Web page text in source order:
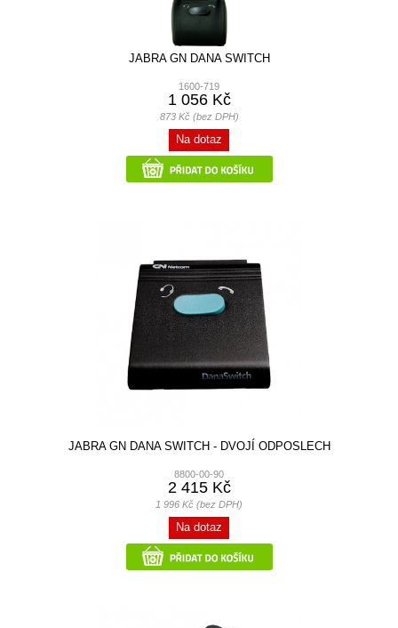
JABRA GN DANA SWITCH
1600-719
1 056 Kč
873 Kč (bez DPH)
Na dotaz
JABRA GN DANA SWITCH - DVOJÍ ODPOSLECH
8800-00-90
2 415 Kč
1 996 Kč (bez DPH)
Na dotaz